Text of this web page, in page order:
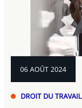
06 AOÛT 2024
DROIT DU